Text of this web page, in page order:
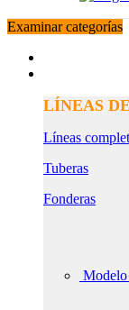
Examinar categorías
LÍNEAS
Líneas
Tuberas
Fonderas